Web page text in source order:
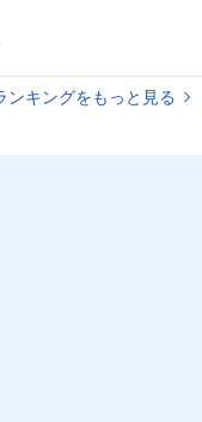
ンキングをもっと見る